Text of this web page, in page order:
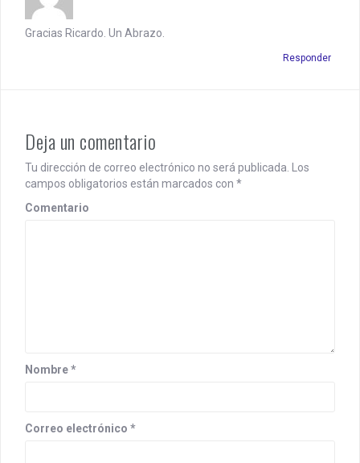
Gracias Ricardo. Un Abrazo.
Responder
Deja un comentario
Tu dirección de correo electrónico no será publicada.
Los
campos obligatorios están marcados con *
Comentario
Nombre*
Correo electrónico *